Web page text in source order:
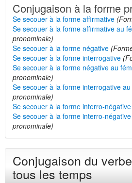
Conjugaison à la forme
Se secouer à la forme affirmative
Se secouer à la forme affirmative au
pronominale)
Se secouer à la forme négative
Se secouer à la forme interrogative
Se secouer à la forme négative au
pronominale)
Se secouer à la forme interrogative
pronominale)
Se secouer à la forme interro-négative
Se secouer à la forme interro-
pronominale)
Conjugaison du
tous les temps